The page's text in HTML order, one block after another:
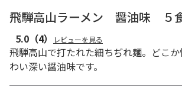
飛騨高山ラーメン 醤油味 ５
5.0 （4） レビューを見る
飛騨高山で打たれた細ちぢれ麺。どこ
わい深い醤油味です。